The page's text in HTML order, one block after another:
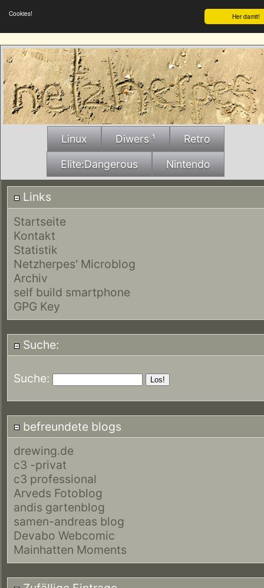
Her damit!
Cookies!
Linux Diwers ¹ Retro
Elite:Dangerous Nintendo
Links
Startseite
Kontakt
Statistik
Netzherpes' Microblog
Archiv
self build smartphone
GPG Key
Suche:
Suche:
befreundete blogs
drewing.de
c3 -privat
c3 professional
Arveds Fotoblog
andis gartenblog
samen-andreas blog
Devabo Webcomic
Mainhatten Moments